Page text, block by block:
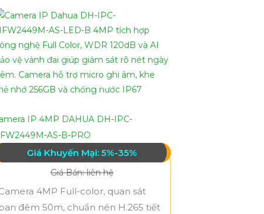
IP 4MP DAHUA DH-IPC-
AS-B-PRO
Giá Khuyến Mại: 5%-35%
Giá Bán: liên hệ
4MP Full-color, quan sát
đêm 50m, chuẩn nén H.265 tiết